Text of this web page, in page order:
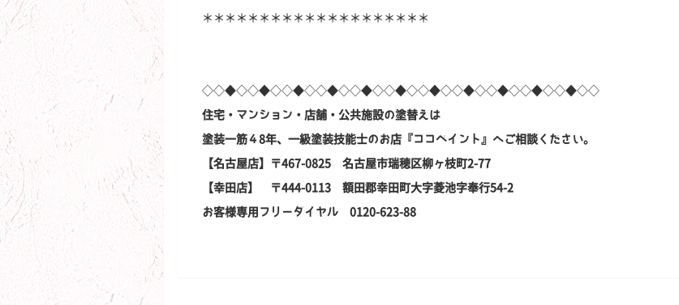
＊＊＊＊＊＊＊＊＊＊＊＊＊＊＊＊＊＊＊＊
◇◇◆◇◇◆◇◇◆◇◇◆◇◇◆◇◇◆◇◇◆◇◇◆◇◇◆◇◇◆◇◇◆◇◇
住宅・マンション・店舗・公共施設の塗替えは
塗装一筋４8年、一級塗装技能士のお店『ココペイント』へご相談ください。
【名古屋店】〒467-0825 名古屋市瑞穂区柳ヶ枝町2-77
【幸田店】 〒444-0113 額田郡幸田町大字菱池字奉行54-2
お客様専用フリーダイヤル 0120-623-88